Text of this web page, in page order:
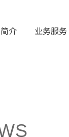
介 业务服务